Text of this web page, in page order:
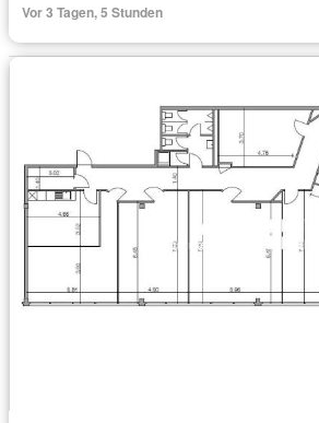
Vor 3 Tagen, 5 Stunden